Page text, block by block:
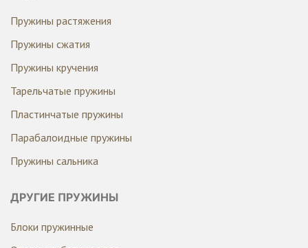
Пружины растяжения
Пружины сжатия
Пружины кручения
Тарельчатые пружины
Пластинчатые пружины
Парабалоидные пружины
Пружины сальника
ДРУГИЕ ПРУЖИНЫ
Блоки пружинные